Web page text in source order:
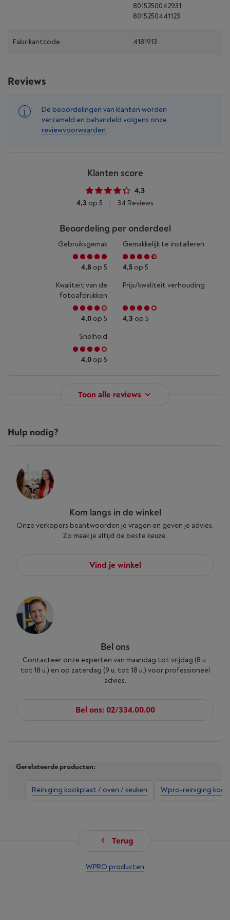
8015250042931,
8015250441123
Fabrikantcode 4181913
Reviews
De beoordelingen van klanten worden
verzameld en behandeld volgens onze
reviewvoorwaarden.
Klanten score
4,3
4,3 op 5 34 Reviews
Beoordeling per onderdeel
Gebruiksgemak
4,8 op 5
Gemakkelijk te installeren
4,5 op 5
Kwaliteit van de
fotoafdrukken
4,0 op 5
Prijs/kwaliteit verhouding
4,3 op 5
Snelheid
4,0 op 5
Toon alle reviews
Hulp nodig?
Kom langs in de winkel
Onze verkopers beantwoorden je vragen en geven je advies.
Zo maak je altijd de beste keuze.
Vind je winkel
Bel ons
Contacteer onze experten van maandag tot vrijdag (8 u.
tot 18 u.) en op zaterdag (9 u. tot 18 u.) voor professioneel
advies.
Bel ons: 02/334.00.00
Gerelateerde producten:
Reiniging kookplaat / oven / keuken Wpro-reiniging
Terug
WPRO producten